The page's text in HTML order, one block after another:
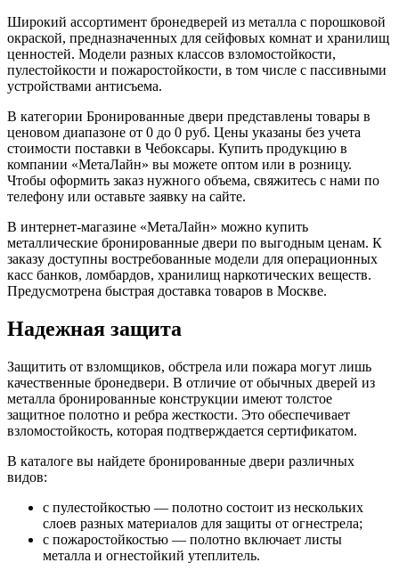
Широкий ассортимент бронедверей из металла с порошковой
окраской, предназначенных для сейфовых комнат и хранилищ
ценностей. Модели разных классов взломостойкости,
пулестойкости и пожаростойкости, в том числе с пассивными
устройствами антисъема.
В категории Бронированные двери представлены товары в
ценовом диапазоне от 0 до 0 руб. Цены указаны без учета
стоимости поставки в Чебоксары. Купить продукцию в
компании «МетаЛайн» вы можете оптом или в розницу.
Чтобы оформить заказ нужного объема, свяжитесь с нами по
телефону или оставьте заявку на сайте.
В интернет-магазине «МетаЛайн» можно купить
металлические бронированные двери по выгодным ценам. К
заказу доступны востребованные модели для операционных
касс банков, ломбардов, хранилищ наркотических веществ.
Предусмотрена быстрая доставка товаров в Москве.
Надежная защита
Защитить от взломщиков, обстрела или пожара могут лишь
качественные бронедвери. В отличие от обычных дверей из
металла бронированные конструкции имеют толстое
защитное полотно и ребра жесткости. Это обеспечивает
взломостойкость, которая подтверждается сертификатом.
В каталоге вы найдете бронированные двери различных
видов:
с пулестойкостью — полотно состоит из нескольких
слоев разных материалов для защиты от огнестрела;
с пожаростойкостью — полотно включает листы
металла и огнестойкий утеплитель.